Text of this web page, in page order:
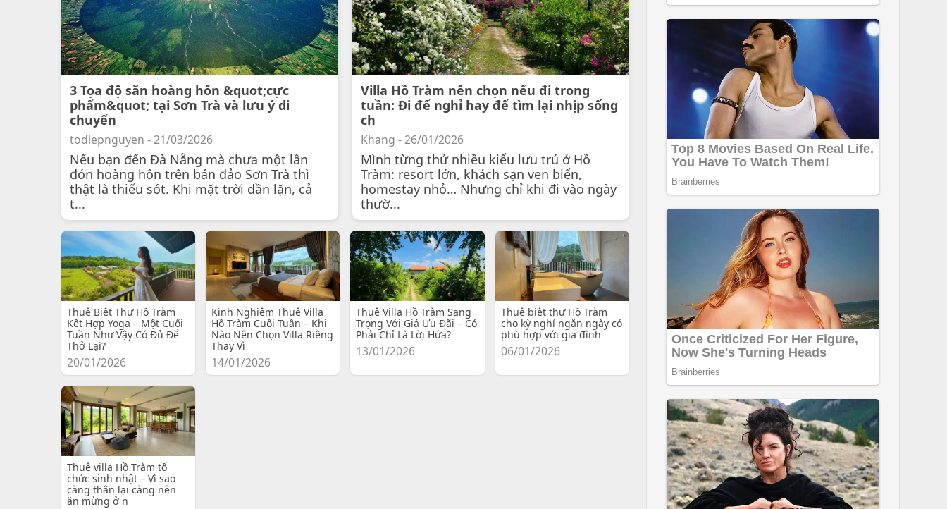
3 Tọa độ săn hoàng hôn &quot;cực
phẩm&quot; tại Sơn Trà và lưu ý di
chuyển
todiepnguyen - 21/03/2026
Nếu bạn đến Đà Nẵng mà chưa một lần
đón hoàng hôn trên bán đảo Sơn Trà thì
thật là thiếu sót. Khi mặt trời dần lặn, cả
t...
Villa Hồ Tràm nên chọn nếu đi trong
tuần: Đi để nghỉ hay để tìm lại nhịp sống
ch
Khang - 26/01/2026
Mình từng thử nhiều kiểu lưu trú ở Hồ
Tràm: resort lớn, khách sạn ven biển,
homestay nhỏ… Nhưng chỉ khi đi vào ngày
thườ...
Thuê Biệt Thự Hồ Tràm
Kết Hợp Yoga – Một Cuối
Tuần Như Vậy Có Đủ Để
Thở Lại?
20/01/2026
Kinh Nghiệm Thuê Villa
Hồ Tràm Cuối Tuần – Khi
Nào Nên Chọn Villa Riêng
Thay Vì
14/01/2026
Thuê Villa Hồ Tràm Sang
Trọng Với Giá Ưu Đãi – Có
Phải Chỉ Là Lời Hứa?
13/01/2026
Thuê biệt thự Hồ Tràm
cho kỳ nghỉ ngắn ngày có
phù hợp với gia đình
06/01/2026
Thuê villa Hồ Tràm tổ
chức sinh nhật – Vì sao
càng thân lại càng nên
ăn mừng ở n